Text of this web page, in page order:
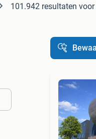
101.942 resultaten